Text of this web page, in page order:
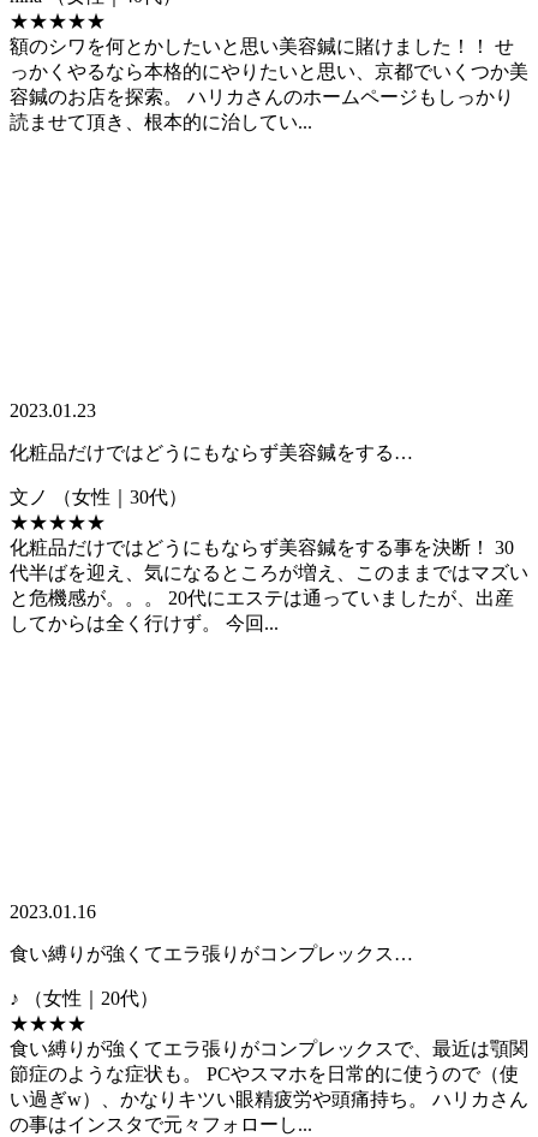
★★★★★
額のシワを何とかしたいと思い美容鍼に賭けました！！ せ
っかくやるなら本格的にやりたいと思い、京都でいくつか美
容鍼のお店を探索。 ハリカさんのホームページもしっかり
読ませて頂き、根本的に治してい...
2023.01.23
化粧品だけではどうにもならず美容鍼をする…
文ノ
（女性｜30代）
★★★★★
化粧品だけではどうにもならず美容鍼をする事を決断！ 30
代半ばを迎え、気になるところが増え、このままではマズい
と危機感が。。。 20代にエステは通っていましたが、出産
してからは全く行けず。 今回...
2023.01.16
食い縛りが強くてエラ張りがコンプレックス…
♪
（女性｜20代）
★★★★
食い縛りが強くてエラ張りがコンプレックスで、最近は顎関
節症のような症状も。 PCやスマホを日常的に使うので（使
い過ぎw）、かなりキツい眼精疲労や頭痛持ち。 ハリカさん
の事はインスタで元々フォローし...